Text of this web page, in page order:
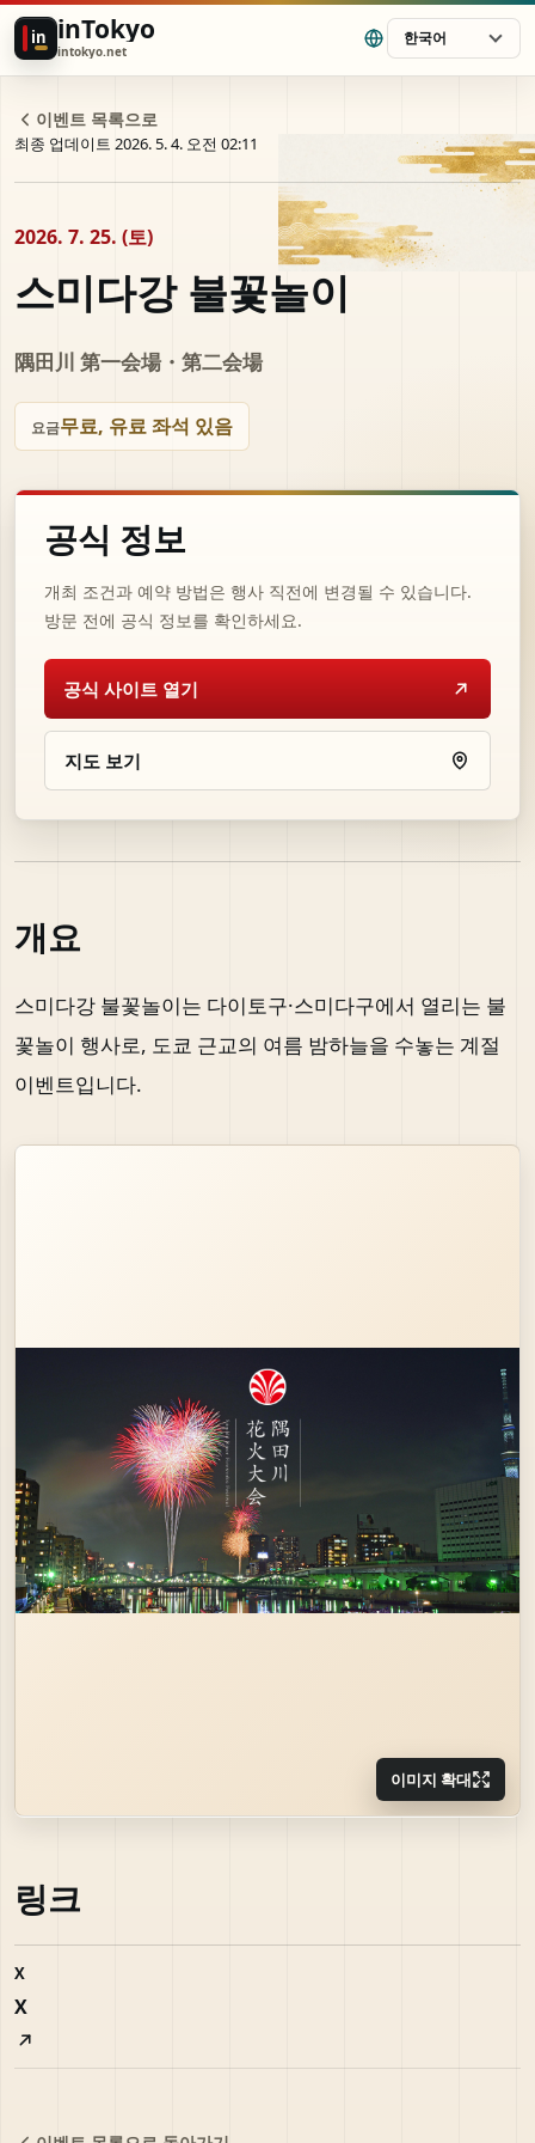
in inTokyo
intokyo.net
한국어
이벤트 목록으로
최종 업데이트 2026. 5. 4. 오전 02:11
2026. 7. 25. (토)
스미다강 불꽃놀이
隅田川 第一会場・第二会場
요금무료, 유료 좌석 있음
공식 정보
개최 조건과 예약 방법은 행사 직전에 변경될 수 있습니다.
방문 전에 공식 정보를 확인하세요.
공식 사이트 열기
지도 보기
개요
스미다강 불꽃놀이는 다이토구·스미다구에서 열리는 불
꽃놀이 행사로, 도쿄 근교의 여름 밤하늘을 수놓는 계절
이벤트입니다.
이미지 확대
링크
X
X